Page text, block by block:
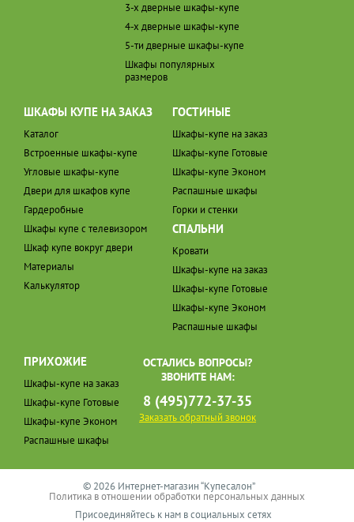
3-х дверные шкафы-купе
4-х дверные шкафы-купе
5-ти дверные шкафы-купе
Шкафы популярных
размеров
ШКАФЫ КУПЕ НА ЗАКАЗ
Каталог
Встроенные шкафы-купе
Угловые шкафы-купе
Двери для шкафов купе
Гардеробные
Шкафы купе с телевизором
Шкаф купе вокруг двери
Материалы
Калькулятор
ГОСТИНЫЕ
Шкафы-купе на заказ
Шкафы-купе Готовые
Шкафы-купе Эконом
Распашные шкафы
Горки и стенки
СПАЛЬНИ
Кровати
Шкафы-купе на заказ
Шкафы-купе Готовые
Шкафы-купе Эконом
Распашные шкафы
ПРИХОЖИЕ
Шкафы-купе на заказ
Шкафы-купе Готовые
Шкафы-купе Эконом
Распашные шкафы
ОСТАЛИСЬ ВОПРОСЫ?
ЗВОНИТЕ НАМ:
8 (495)772-37-35
Заказать обратный звонок
© 2026 Интернет-магазин “Купесалон”
Политика в отношении обработки персональных данных
Присоединяйтесь к нам в социальных сетях